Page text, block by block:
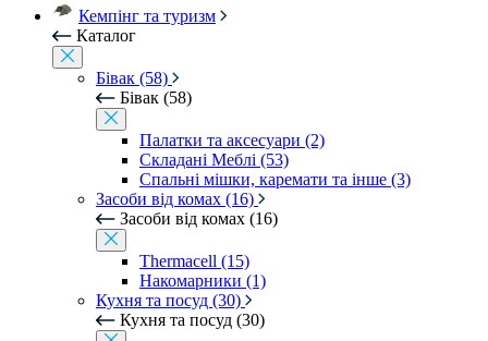
Кемпінг та туризм
Каталог
Бівак (58)
Бівак (58)
Палатки та аксесуари (2)
Складані Меблі (53)
Спальні мішки, каремати та інше (3)
Засоби від комах (16)
Засоби від комах (16)
Thermacell (15)
Накомарники (1)
Кухня та посуд (30)
Кухня та посуд (30)